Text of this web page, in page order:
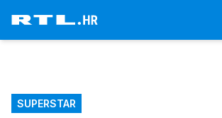
SUPERSTAR